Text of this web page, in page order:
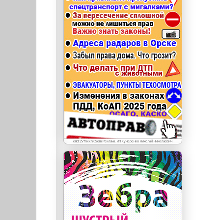
erid: LdtCKJjWj Реклама. ИП Кучеренко Николай
Николаевич
erid:2VfnxxhKSem Реклама. ИП Кучеренко Николай Николаевич